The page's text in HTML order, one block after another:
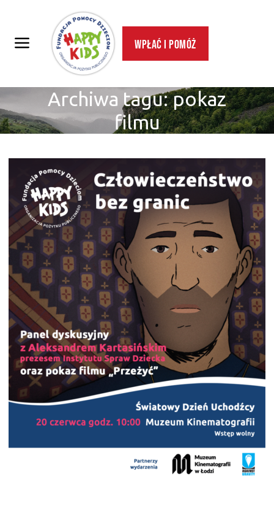
Wpłać i pomóż
Archiwa tagu:pokaz
filmu